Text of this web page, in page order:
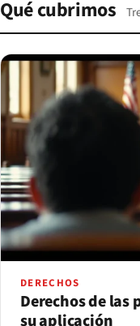
Qué cubrimos
DERECHOS
Derechos de las
su aplicación